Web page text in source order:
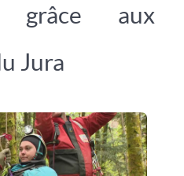
grâce aux
Jura